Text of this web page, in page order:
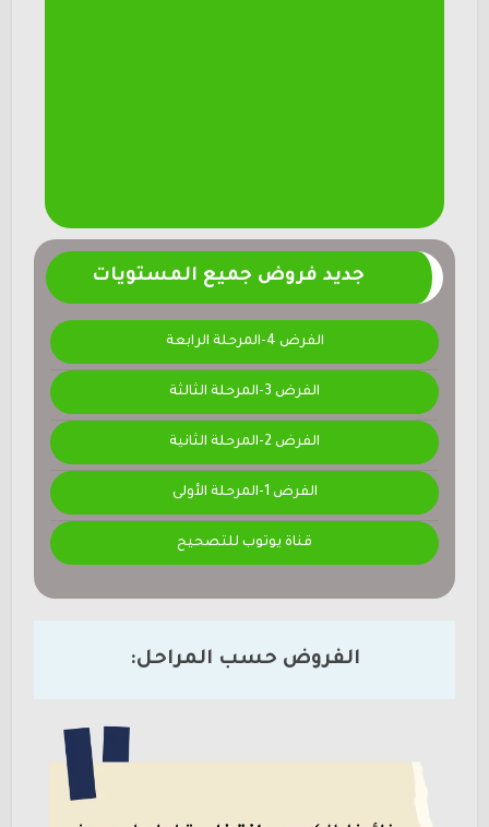
جديد فروض جميع المستويات
الفرض 4-المرحلة الرابعة
الفرض 3-المرحلة الثالثة
الفرض 2-المرحلة الثانية
الفرض 1-المرحلة الأولى
قناة يوتوب للتصحيح
الفروض حسب المراحل: